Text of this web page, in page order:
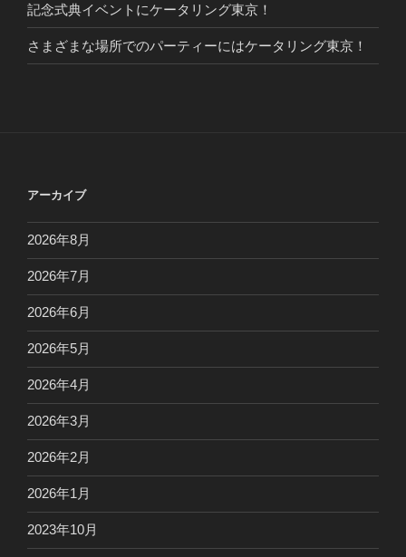
記念式典イベントにケータリング東京！
さまざまな場所でのパーティーにはケータリング東京！
アーカイブ
2026年8月
2026年7月
2026年6月
2026年5月
2026年4月
2026年3月
2026年2月
2026年1月
2023年10月